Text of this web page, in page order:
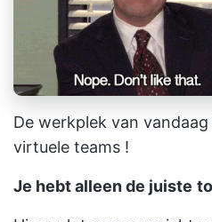
De werkplek van
virtuele teams !
Je hebt alleen de juiste